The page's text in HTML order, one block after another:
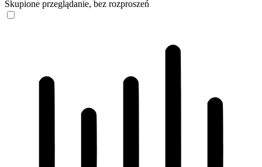
Skupione przeglądanie, bez rozproszeń